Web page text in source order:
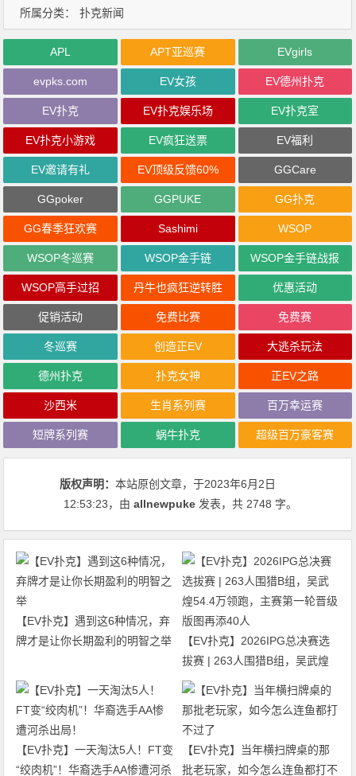
所属分类： 扑克新闻
APL APT亚巡赛 EVgirls
evpks.com EV女孩 EV德州扑克
EV扑克 EV扑克娱乐场 EV扑克室
EV扑克小游戏 EV疯狂送票 EV福利
EV邀请有礼 EV顶级反馈60% GGCare
GGpoker GGPUKE GG扑克
GG春季狂欢赛 Sashimi WSOP
WSOP冬巡赛 WSOP金手链 WSOP金手链战报
WSOP高手过招 丹牛也疯狂逆转胜 优惠活动
促销活动 免费比赛 免费赛
冬巡赛 创造正EV 大逃杀玩法
德州扑克 扑克女神 正EV之路
沙西米 生肖系列赛 百万幸运赛
短牌系列赛 蜗牛扑克 超级百万豪客赛
版权声明：本站原创文章，于2023年6月2日
12:53:23，由allnewpuke 发表，共 2748 字。
【EV扑克】遇到这6种情况，弃
牌才是让你长期盈利的明智之举
【EV扑克】2026IPG总决赛选
拔赛 | 263人围猎B组，吴武煌
54.4万领跑，主赛第一轮晋级版
【EV扑克】一天淘汰5人！FT变
“绞肉机”！华裔选手AA惨遭河杀
【EV扑克】当年横扫牌桌的那
批老玩家，如今怎么连鱼都打不